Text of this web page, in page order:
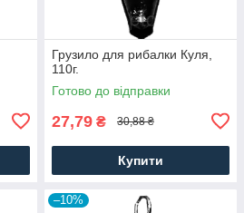
Грузило для рибалки Куля,
110г.
Готово до відправки
27,79 ₴ 30,88 ₴
Купити
–10%